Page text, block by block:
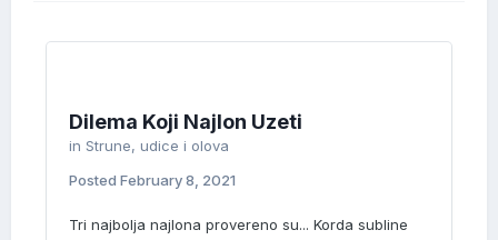
Dilema Koji Najlon Uzeti
in Strune, udice i olova
Posted February 8, 2021
Tri najbolja najlona provereno su... Korda subline